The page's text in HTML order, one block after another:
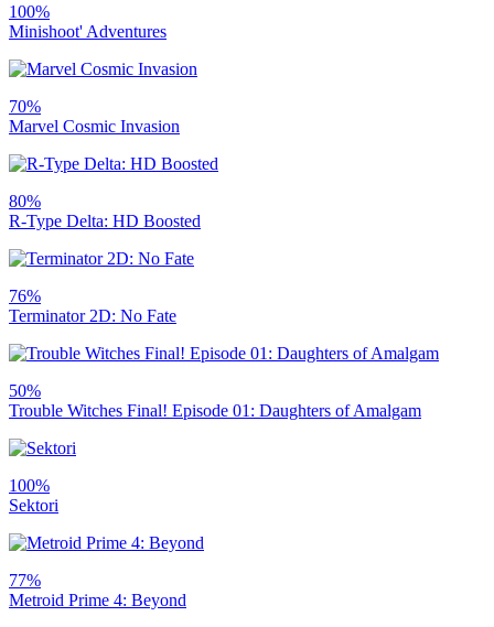
100%
Minishoot' Adventures
70%
Marvel Cosmic Invasion
80%
R-Type Delta: HD Boosted
76%
Terminator 2D: No Fate
50%
Trouble Witches Final! Episode 01: Daughters of Amalgam
100%
Sektori
77%
Metroid Prime 4: Beyond